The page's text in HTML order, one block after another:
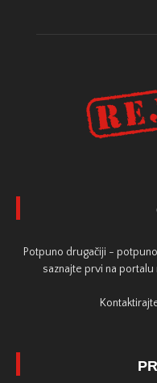
Potpuno drugačiji -
saznajte prvi na